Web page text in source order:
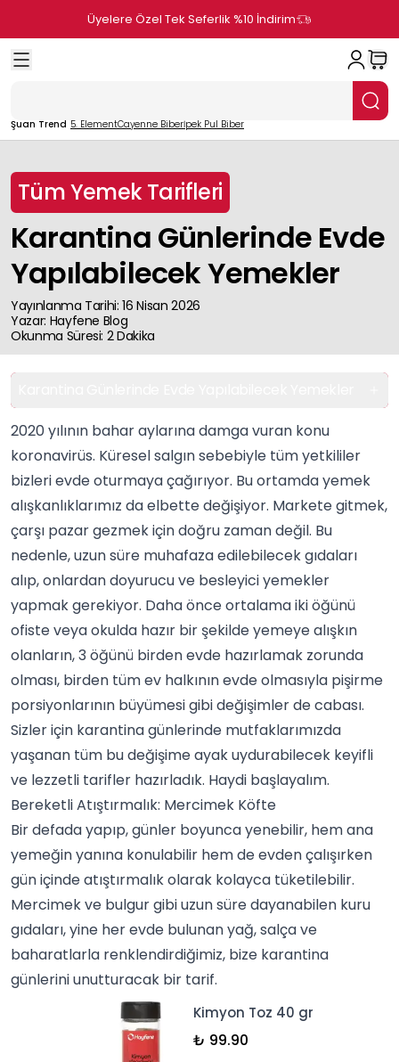
Üyelere Özel Tek Seferlik %10 İndirim
Şuan Trend 5. ElementCayenne Biberİpek Pul Biber
Tüm Yemek Tarifleri
Karantina Günlerinde Evde
Yapılabilecek Yemekler
Yayınlanma Tarihi: 16 Nisan 2026
Yazar: Hayfene Blog
Okunma Süresi: 2Dakika
2020 yılının bahar aylarına damga vuran konu
koronavirüs. Küresel salgın sebebiyle tüm yetkililer
bizleri evde oturmaya çağırıyor. Bu ortamda yemek
alışkanlıklarımız da elbette değişiyor. Markete gitmek,
çarşı pazar gezmek için doğru zaman değil. Bu
nedenle, uzun süre muhafaza edilebilecek gıdaları
alıp, onlardan doyurucu ve besleyici yemekler
yapmak gerekiyor. Daha önce ortalama iki öğünü
ofiste veya okulda hazır bir şekilde yemeye alışkın
olanların, 3 öğünü birden evde hazırlamak zorunda
olması, birden tüm ev halkının evde olmasıyla pişirme
porsiyonlarının büyümesi gibi değişimler de cabası.
Sizler için karantina günlerinde mutfaklarımızda
yaşanan tüm bu değişime ayak uydurabilecek keyifli
ve lezzetli tarifler hazırladık. Haydi başlayalım.
Bereketli Atıştırmalık: Mercimek Köfte
Bir defada yapıp, günler boyunca yenebilir, hem ana
yemeğin yanına konulabilir hem de evden çalışırken
gün içinde atıştırmalık olarak kolayca tüketilebilir.
Mercimek ve bulgur gibi uzun süre dayanabilen kuru
gıdaları, yine her evde bulunan yağ, salça ve
baharatlarla renklendirdiğimiz, bize karantina
günlerini unutturacak bir tarif.
Kimyon Toz 40 gr
₺ 99.90